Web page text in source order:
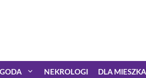
NEKROLOGI DLA